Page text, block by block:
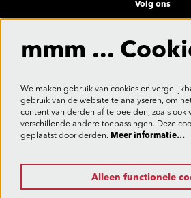
Volg ons
Aanmelden
Deze site wordt beschermd door reCAPTCHA, dataverwerking gebeurt in
mmm ...
We maken gebruik van cookies en
gebruik van de website te analyseren, om
content van derden af te beelden, zoals ook
verschillende andere toepassingen. Deze
geplaatst door derden. Meer informatie…
Alleen functionele